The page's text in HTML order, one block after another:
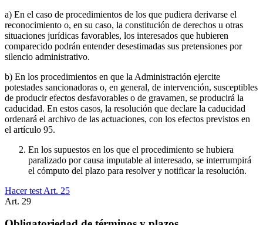
a) En el caso de procedimientos de los que pudiera derivarse el
reconocimiento o, en su caso, la constitución de derechos u otras
situaciones jurídicas favorables, los interesados que hubieren
comparecido podrán entender desestimadas sus pretensiones por
silencio administrativo.
b) En los procedimientos en que la Administración ejercite
potestades sancionadoras o, en general, de intervención, susceptibles
de producir efectos desfavorables o de gravamen, se producirá la
caducidad. En estos casos, la resolución que declare la caducidad
ordenará el archivo de las actuaciones, con los efectos previstos en
el artículo 95.
En los supuestos en los que el procedimiento se hubiera
paralizado por causa imputable al interesado, se interrumpirá
el cómputo del plazo para resolver y notificar la resolución.
Hacer test Art. 25
Art. 29